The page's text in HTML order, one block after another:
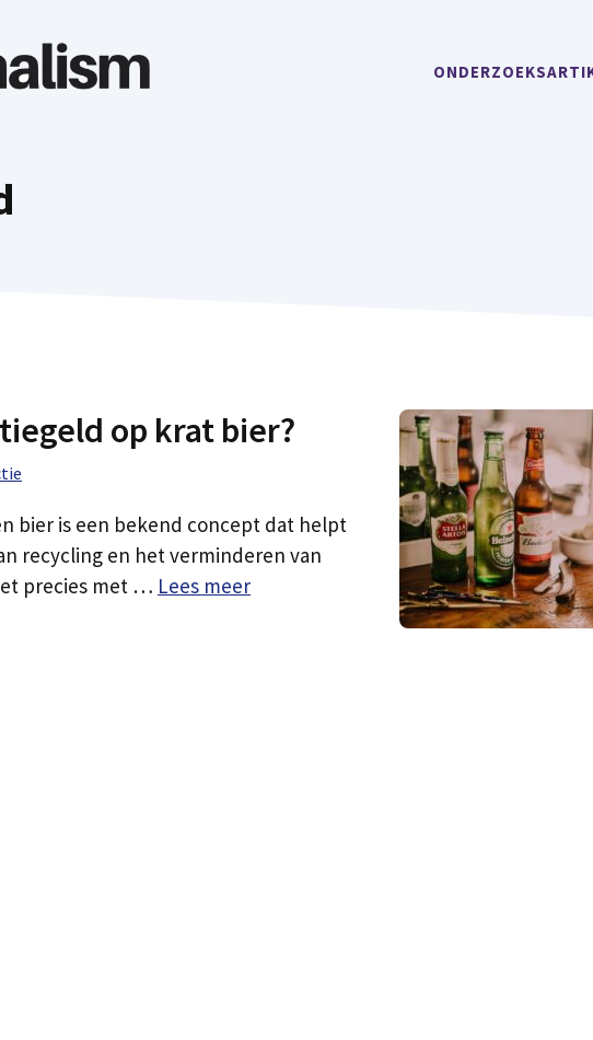
op krat bier?
bier is een bekend concept dat helpt
recycling en het verminderen van
precies met … Lees meer